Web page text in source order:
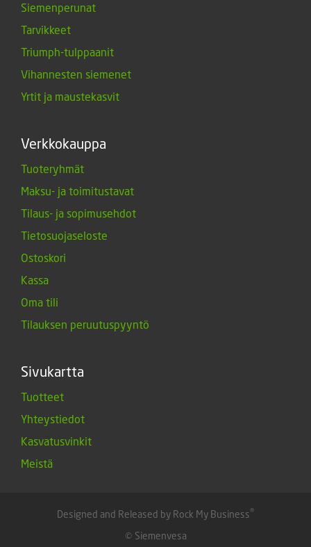
Siemenperunat
Tarvikkeet
Triumph-tulppaanit
Vihannesten siemenet
Yrtit ja maustekasvit
Verkkokauppa
Tuoteryhmät
Maksu- ja toimitustavat
Tilaus- ja sopimusehdot
Tietosuojaseloste
Ostoskori
Kassa
Oma tili
Tilauksen peruutuspyyntö
Sivukartta
Tuotteet
Yhteystiedot
Kasvatusvinkit
Meistä
Designed and Released by Rock My Business®
© Siemenvesa